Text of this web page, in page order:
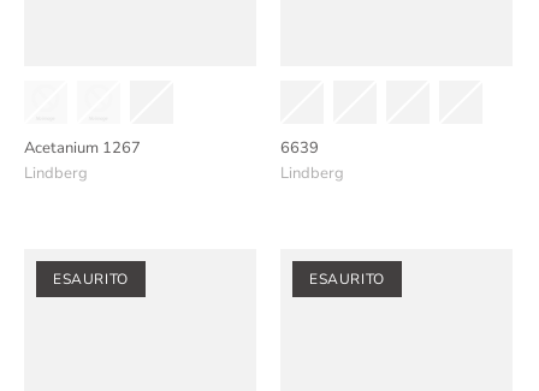
Acetanium 1267
Lindberg
6639
Lindberg
ESAURITO ESAURITO